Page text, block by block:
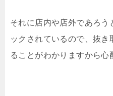
それに店内や店外であろう
ックされているので、抜
ることがわかりますから心